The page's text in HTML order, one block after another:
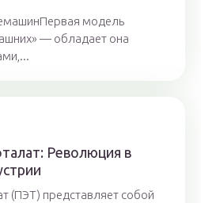
модель
— обладает она
Революция в
(ПЭТ) представляет собой